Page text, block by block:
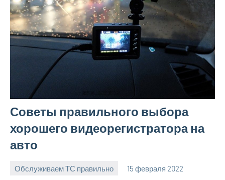
Советы правильного выбора
хорошего видеорегистратора на
авто
Обслуживаем ТС правильно 15 февраля 2022
witson_car_r